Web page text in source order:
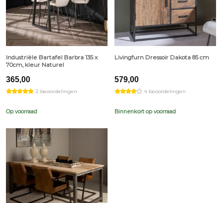
Industriële Bartafel Barbra 135 x
70cm, kleur Naturel
365,00
2 beoordelingen
Op voorraad
Livingfurn Dressoir Dakota 85 cm
579,00
4 beoordelingen
Binnenkort op voorraad